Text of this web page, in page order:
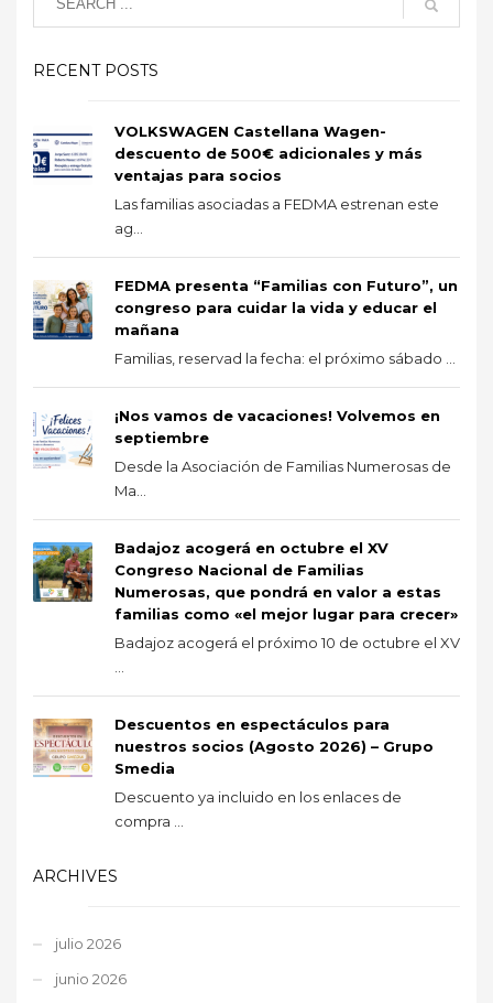
RECENT POSTS
VOLKSWAGEN Castellana Wagen-
descuento de 500€ adicionales y más
ventajas para socios
Las familias asociadas a FEDMA estrenan este
ag...
FEDMA presenta “Familias con Futuro”, un
congreso para cuidar la vida y educar el
mañana
Familias, reservad la fecha: el próximo sábado ...
¡Nos vamos de vacaciones! Volvemos en
septiembre
Desde la Asociación de Familias Numerosas de
Ma...
Badajoz acogerá en octubre el XV
Congreso Nacional de Familias
Numerosas, que pondrá en valor a estas
familias como «el mejor lugar para crecer»
Badajoz acogerá el próximo 10 de octubre el XV
Descuentos en espectáculos para
nuestros socios (Agosto 2026) – Grupo
Smedia
Descuento ya incluido en los enlaces de
compra ...
ARCHIVES
julio 2026
junio 2026